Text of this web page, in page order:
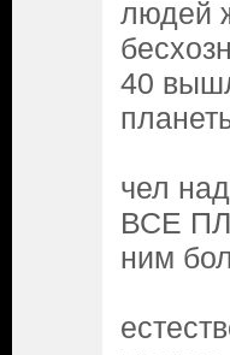
людей
40
чел
ВСЕ
ним